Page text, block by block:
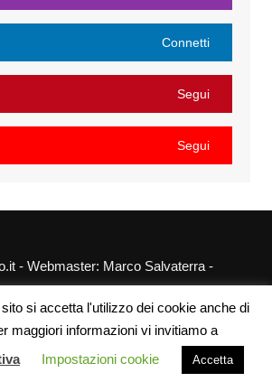
Connetti
Segui
Segui
- Webmaster: Marco Salvaterra -
Policy Sitemap Link utili
si accetta l'utilizzo dei cookie anche di
maggiori informazioni vi invitiamo a
Impostazioni cookie Accetta